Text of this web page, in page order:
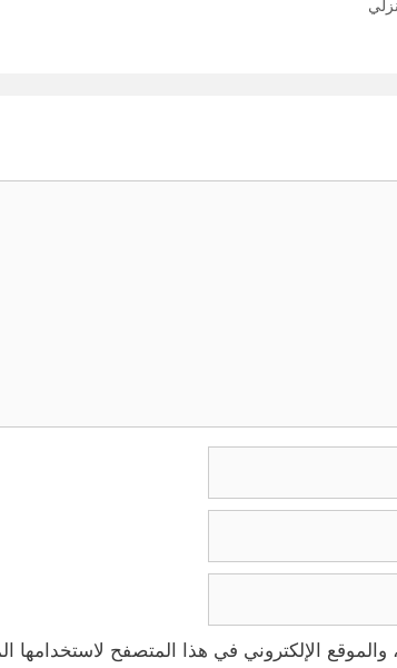
الإلكتروني في هذا المتصفح لاستخدامها